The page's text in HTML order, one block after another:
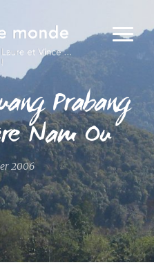
Prabang
Nam Ou
2006